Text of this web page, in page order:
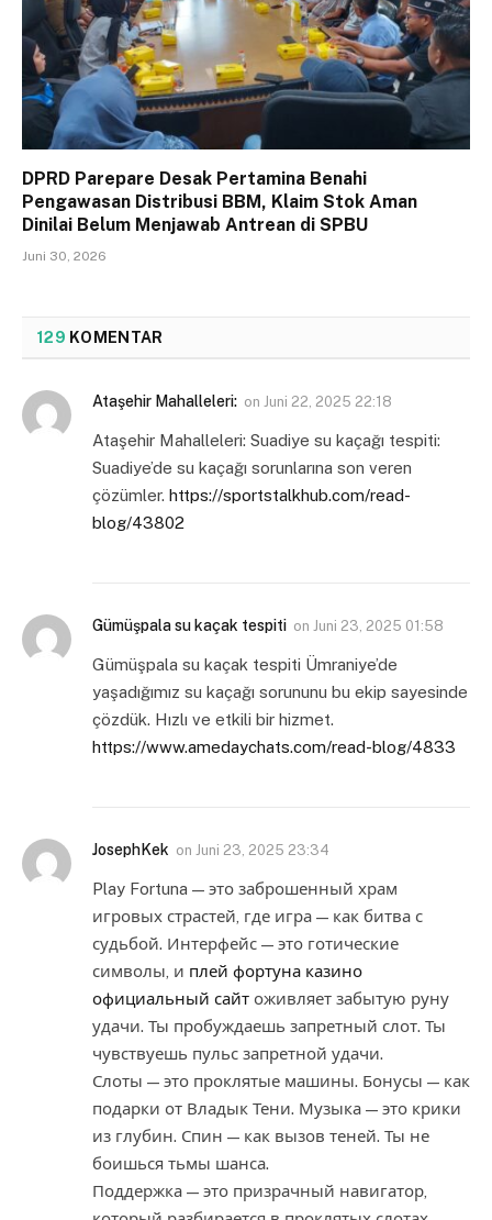
DPRD Parepare Desak Pertamina Benahi
Pengawasan Distribusi BBM, Klaim Stok Aman
Dinilai Belum Menjawab Antrean di SPBU
Juni 30, 2026
129 KOMENTAR
Ataşehir Mahalleleri: on Juni 22, 2025 22:18
Ataşehir Mahalleleri: Suadiye su kaçağı tespiti:
Suadiye’de su kaçağı sorunlarına son veren
çözümler. https://sportstalkhub.com/read-
blog/43802
Gümüşpala su kaçak tespiti on Juni 23, 2025 01:58
Gümüşpala su kaçak tespiti Ümraniye’de
yaşadığımız su kaçağı sorununu bu ekip sayesinde
çözdük. Hızlı ve etkili bir hizmet.
https://www.amedaychats.com/read-blog/4833
JosephKek on Juni 23, 2025 23:34
Play Fortuna — это заброшенный храм
игровых страстей, где игра — как битва с
судьбой. Интерфейс — это готические
символы, и плей фортуна казино
официальный сайт оживляет забытую руну
удачи. Ты пробуждаешь запретный слот. Ты
чувствуешь пульс запретной удачи.
Слоты — это проклятые машины. Бонусы — как
подарки от Владык Тени. Музыка — это крики
из глубин. Спин — как вызов теней. Ты не
боишься тьмы шанса.
Поддержка — это призрачный навигатор,